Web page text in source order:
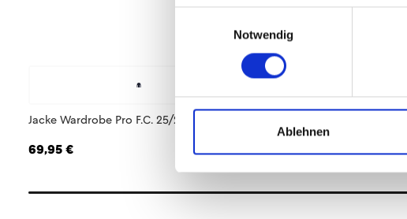
Notwendig
Ablehnen
Jacke Wardrobe Pro F.C. 25/26 Herren
69,95 €
Herren
79,95 €